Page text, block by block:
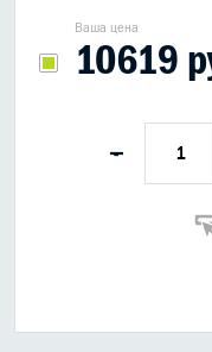
Ваша цена
10619
-